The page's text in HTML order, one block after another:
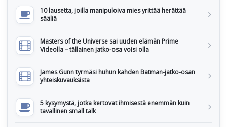
10 lausetta, joilla manipuloiva mies yrittää herättää
sääliä
Masters of the Universe sai uuden elämän Prime
Videolla – tällainen jatko-osa voisi olla
James Gunn tyrmäsi huhun kahden Batman-jatko-osan
yhteiskuvauksista
5 kysymystä, jotka kertovat ihmisestä enemmän kuin
tavallinen small talk